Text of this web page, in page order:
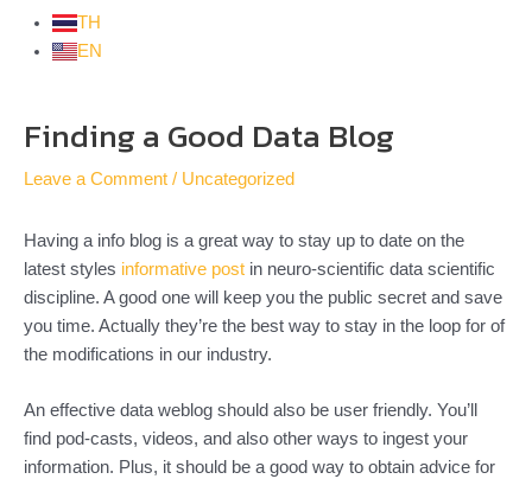
TH
EN
Finding a Good Data Blog
Leave a Comment / Uncategorized
Having a info blog is a great way to stay up to date on the
latest styles informative post in neuro-scientific data scientific
discipline. A good one will keep you the public secret and save
you time. Actually they’re the best way to stay in the loop for of
the modifications in our industry.
An effective data weblog should also be user friendly. You’ll
find pod-casts, videos, and also other ways to ingest your
information. Plus, it should be a good way to obtain advice for
navigation